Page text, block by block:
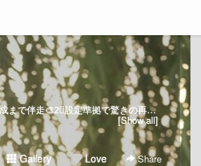
💫コスプレ衣装オーダーメイドならCOSCLTにお任せ！1⃣ラフ／参考から完成まで伴走🎨2⃣設定準拠で驚きの再現度3⃣体型に合わせて映える比率調整✨軽さ・強度・着脱を最適化した装飾！▶️https://www.cosclt.com/custom.html
[Show all]
Gallery Love Share